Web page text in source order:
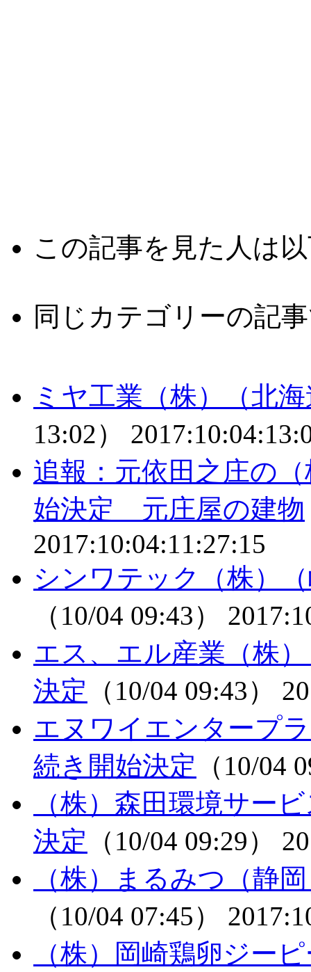
この記事を見た人は
同じカテゴリーの記
ミヤ工業（株）（北
13:02）
追報：元依田之庄の
始決定 元庄屋の建物
2017:10:04:11:27:15
シンワテック（株）
（10/04 09:43）
エス、エル産業（株
決定 （10/04 09:43）
エヌワイエンタープ
続き開始決定 （10/04
（株）森田環境サー
決定 （10/04 09:29）
（株）まるみつ（静
（10/04 07:45）
（株）岡崎鶏卵ジー